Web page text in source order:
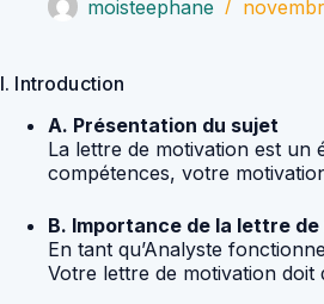
moisteephane
I. Introduction
A. Présentation du sujet
La lettre de motivation est un
compétences, votre
B. Importance de la lettre
En tant qu’Analyste
Votre lettre de motivation